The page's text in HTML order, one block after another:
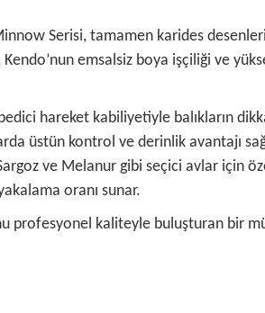
Serisi, tamamen karides
emsalsiz boya işçiliği ve
hareket kabiliyetiyle balıkların
üstün kontrol ve derinlik avantajı
ve Melanur gibi seçici avlar için
oranı sunar.
profesyonel kaliteyle buluşturan bir